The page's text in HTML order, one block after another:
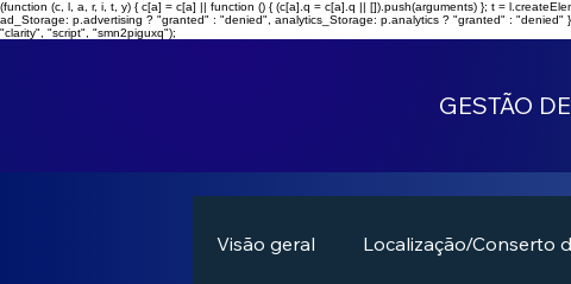
(function (c, l, a, r, i, t, y) { c[a] = c[a] || function () { (c[a].q = c[a].q || []).push(arguments) }; t =
ad_Storage: p.advertising ? "granted" : "denied", analytics_Storage: p.analytics ? "granted" : "denied"
"clarity", "script", "smn2piguxq");
GESTÃO
Visão geral Localização/Conserto